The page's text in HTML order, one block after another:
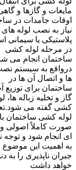
مایعات و گازها و
اوقات جامدات در
نیاز به نصب لوله
پلاستیکی یا سیمانی
در مرحله لوله کشی
ساختمان انجام می
درواقع به سیستم
ها و اتصال آن ها در
ساختمان برای توزیع
گاز و تخلیه زباله ها،
کشی گفته می
لوله کشی ساختمان
صورت کاملاً اصولی
ای انجام شود و توجه
به اهمیت این موضوع
جبران ناپذیری را به
خواهد داشت